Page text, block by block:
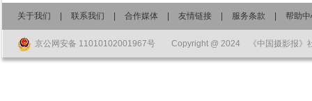
关于我们 联系我们 合作媒体 友情链接 服务条款 帮助
京公网安备 11010102001967号 Copyright @ 2024 《中国摄影报